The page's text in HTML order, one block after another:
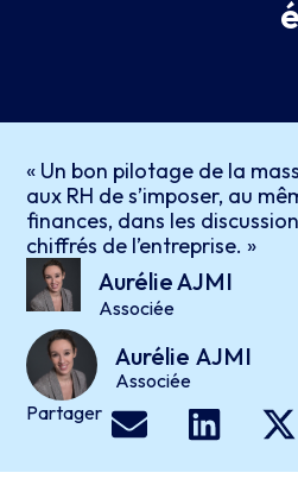
« Un bon pilotage de la
aux RH de s’imposer, au
finances, dans les
chiffrés de l’entreprise. »
Aurélie AJMI
Associée
Aurélie AJMI
Associée
Partager